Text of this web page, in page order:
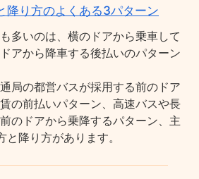
降り方のよくある3パターン
多いのは、横のドアから乗車して
アから降車する後払いのパターン
局の都営バスが採用する前のドア
の前払いパターン、高速バスや長
のドアから乗降するパターン、主
降り方があります。